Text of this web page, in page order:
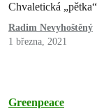
Chvaletická
Radim Nevyhoštěný
1 března, 2021
Greenpeace